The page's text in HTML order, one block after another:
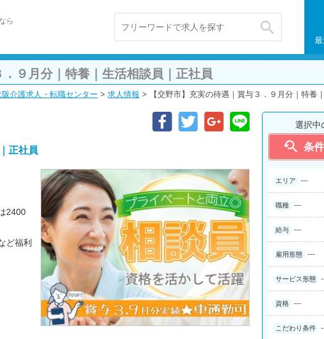
ら

最
．９月分｜特養｜生活相談員｜正社員
阪介護求人・転職センター > 求人情報 > 【交野市】充実の待遇｜賞与３．９月分｜特養
選択中
 条
エリア ---
職種 ---
給与 ---
雇用形態 ---
サービス形態
資格 ---
こだわり条件
正社員
2400
ど福利